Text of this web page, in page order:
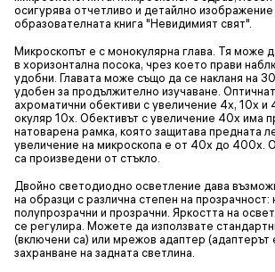
осигурява отчетливо и детайлно
образователната книга "Невидимият свят".
Микроскопът е с монокулярна глава. Тя може
в хоризонтална посока, чрез което прави
удобни. Главата може също да се накланя на
удобен за продължително изучаване.
ахроматични обективи с увеличение 4x, 10x
окуляр 10х. Обективът с увеличение 40x има
натоварена рамка, която защитава предната
увеличение на микроскопа е от 40x до 400x.
са произведени от стъкло.
Двойно светодиодно осветление дава
на образци с различна степен на прозрачност:
полупрозрачни и прозрачни. Яркостта на
се регулира. Можете да използвате
(включени са) или мрежов адаптер (адаптерът
захранване на задната светлина.